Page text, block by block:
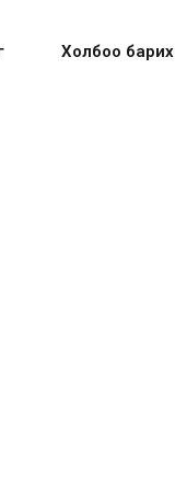
Холбоо барих